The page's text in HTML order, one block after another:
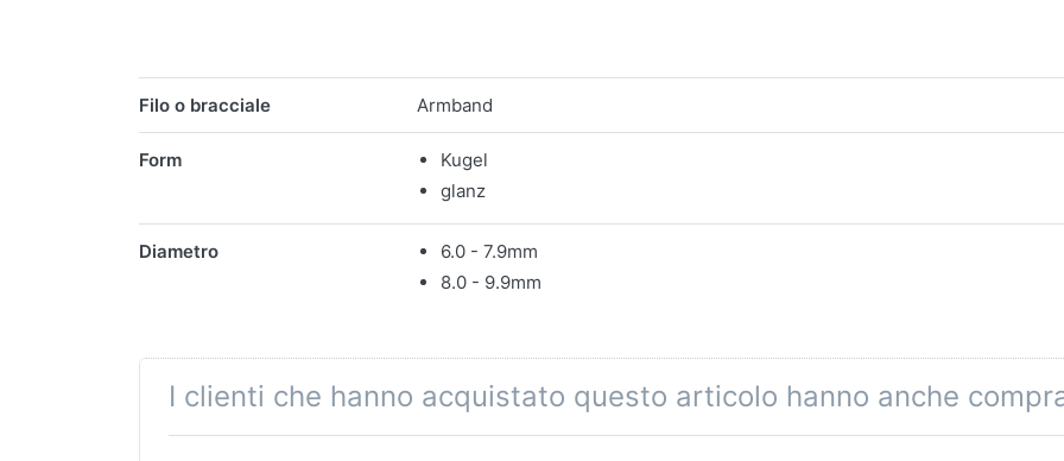
Filo o bracciale Armband
Form
Kugel
glanz
Diametro
6.0 - 7.9mm
8.0 - 9.9mm
I clienti che hanno acquistato questo articolo hanno anche